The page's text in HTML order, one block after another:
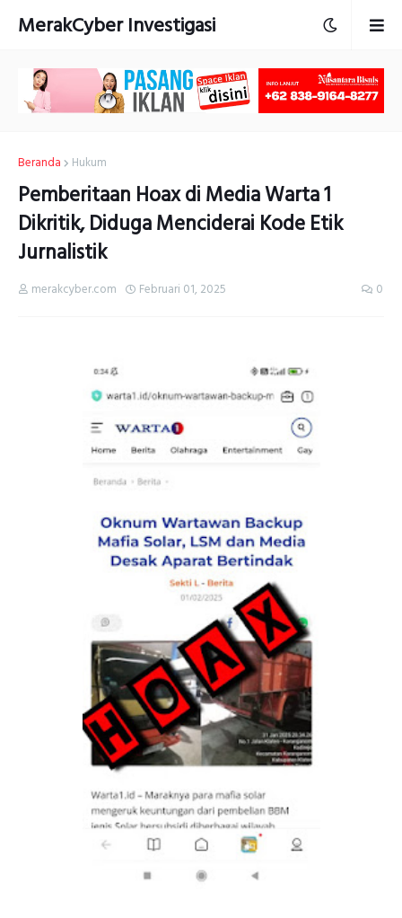
MerakCyber Investigasi
Beranda Hukum
Pemberitaan Hoax di Media Warta 1
Dikritik, Diduga Menciderai Kode Etik
Jurnalistik
merakcyber.com Februari 01, 2025 0